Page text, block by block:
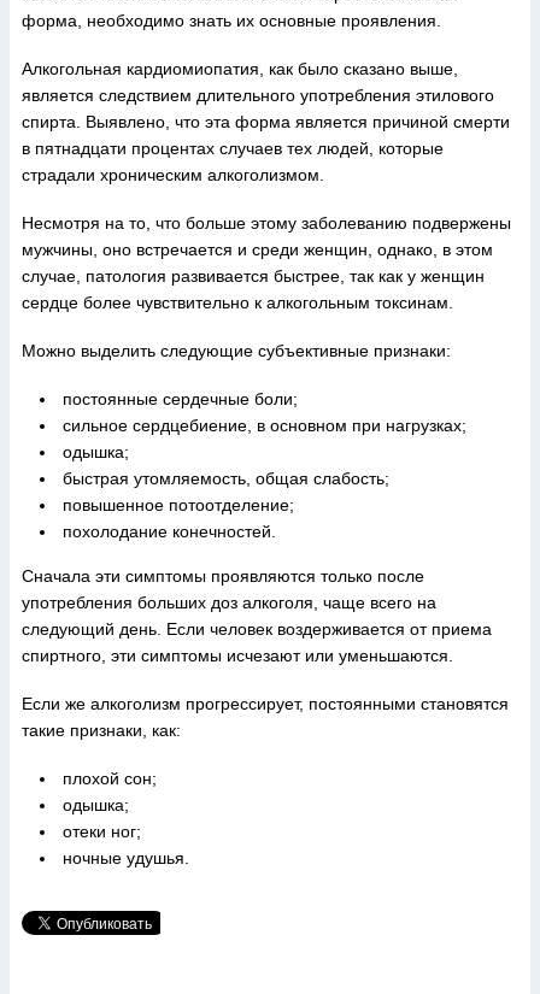
форма, необходимо знать их основные проявления.
Алкогольная кардиомиопатия, как было сказано выше,
является следствием длительного употребления этилового
спирта. Выявлено, что эта форма является причиной смерти
в пятнадцати процентах случаев тех людей, которые
страдали хроническим алкоголизмом.
Несмотря на то, что больше этому заболеванию подвержены
мужчины, оно встречается и среди женщин, однако, в этом
случае, патология развивается быстрее, так как у женщин
сердце более чувствительно к алкогольным токсинам.
Можно выделить следующие субъективные признаки:
постоянные сердечные боли;
сильное сердцебиение, в основном при нагрузках;
одышка;
быстрая утомляемость, общая слабость;
повышенное потоотделение;
похолодание конечностей.
Сначала эти симптомы проявляются только после
употребления больших доз алкоголя, чаще всего на
следующий день. Если человек воздерживается от приема
спиртного, эти симптомы исчезают или уменьшаются.
Если же алкоголизм прогрессирует, постоянными становятся
такие признаки, как:
плохой сон;
одышка;
отеки ног;
ночные удушья.